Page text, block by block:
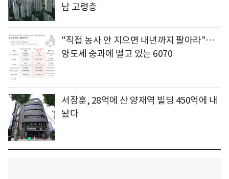
남 고령층
"직접 농사 안 지으면 내년까지 팔아라"…
양도세 중과에 떨고 있는 6070
서장훈, 28억에 산 양재역 빌딩 450억에 내
놨다